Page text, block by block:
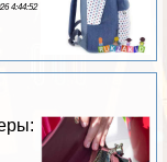
4:44:52